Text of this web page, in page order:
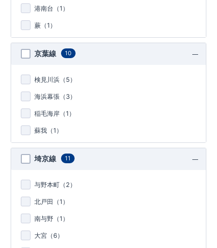
港南台（1）
蕨（1）
京葉線 10
検見川浜（5）
海浜幕張（3）
稲毛海岸（1）
蘇我（1）
埼京線 11
与野本町（2）
北戸田（1）
南与野（1）
大宮（6）